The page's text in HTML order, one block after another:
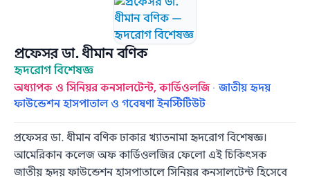
প্রফেসর ডা. ধীমান বণিক
হৃদরোগ বিশেষজ্ঞ
অধ্যাপক ও সিনিয়র কনসালটেন্ট, কার্ডিওলজি ·জাতীয় হৃদয়
ফাউন্ডেশন হাসপাতাল ও গবেষণা ইনস্টিটিউট
প্রফেসর ডা. ধীমান বণিক ঢাকার খ্যাতনামা হৃদরোগ বিশেষজ্ঞ।
আমেরিকান কলেজ অফ কার্ডিওলজির ফেলো এই চিকিৎসক
জাতীয় হৃদয় ফাউন্ডেশন হাসপাতালে সিনিয়র কনসালটেন্ট হিসেবে